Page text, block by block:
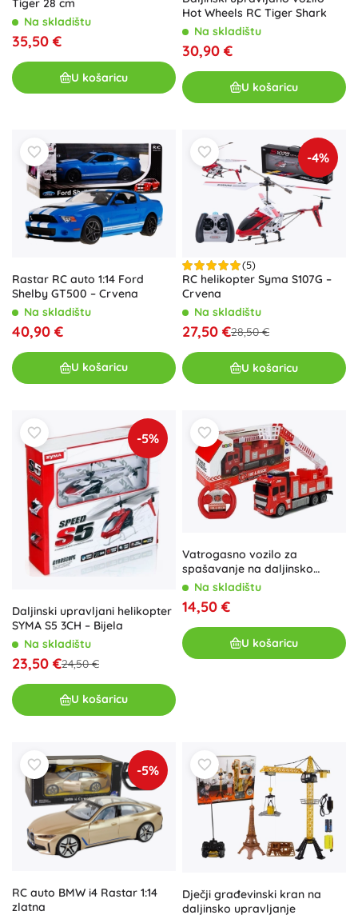
Tiger 28 cm
Na skladištu
35,50 €
U košaricu
Hot Wheels RC Tiger Shark
Na skladištu
30,90 €
U košaricu
Rastar RC auto 1:14 Ford
Shelby GT500 – Crvena
Na skladištu
40,90 €
U košaricu
-4%
(5)
RC helikopter Syma S107G –
Crvena
Na skladištu
27,50 €28,50 €
U košaricu
-5%
Daljinski upravljani helikopter
SYMA S5 3CH – Bijela
Na skladištu
23,50 €24,50 €
U košaricu
Vatrogasno vozilo za
spašavanje na daljinsko
upravljanje
Na skladištu
14,50 €
U košaricu
-5%
RC auto BMW i4 Rastar 1:14
zlatna
Dječji građevinski kran na
daljinsko upravljanje